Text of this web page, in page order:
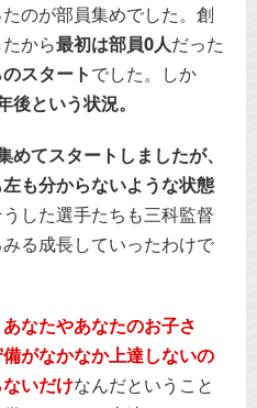
のが部員集めでした。創
から最初は部員0人だった
スタートでした。しか
後という状況。
めてスタートしましたが、
も分からないような状態
した選手たちも三科監督
る成長していったわけで
あなたやあなたのお子さ
がなかなか上達しないの
いだけなんだということ